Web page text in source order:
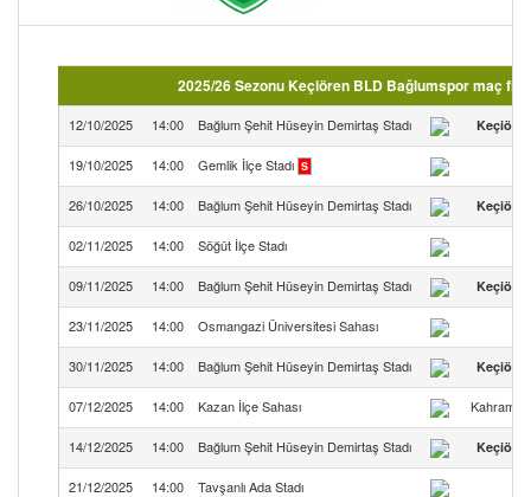
2025/26 Sezonu Keçiören BLD Bağlumspor maç
12/10/2025 14:00 Bağlum Şehit Hüseyin Demirtaş Stadı
19/10/2025 14:00 Gemlik İlçe Stadı S
26/10/2025 14:00 Bağlum Şehit Hüseyin Demirtaş Stadı
02/11/2025 14:00 Söğüt İlçe Stadı
09/11/2025 14:00 Bağlum Şehit Hüseyin Demirtaş Stadı
23/11/2025 14:00 Osmangazi Üniversitesi Sahası
30/11/2025 14:00 Bağlum Şehit Hüseyin Demirtaş Stadı
07/12/2025 14:00 Kazan İlçe Sahası
14/12/2025 14:00 Bağlum Şehit Hüseyin Demirtaş Stadı
21/12/2025 14:00 Tavşanlı Ada Stadı